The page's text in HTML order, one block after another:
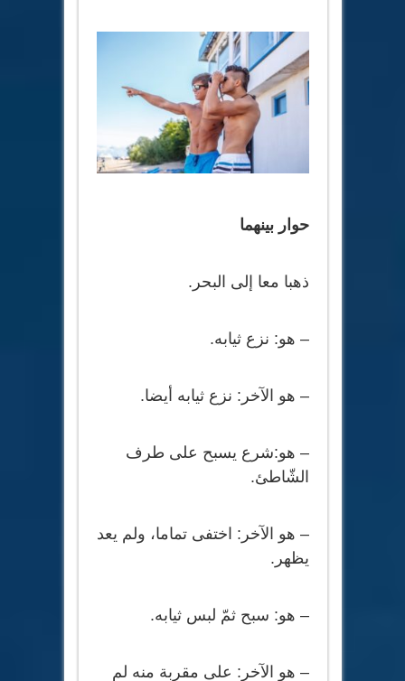
حوار بينهما
ذهبا معا إلى البحر.
– هو: نزع ثيابه.
– هو الآخر: نزع ثيابه أيضا.
– هو:شرع يسبح على طرف
الشّاطئ.
– هو الآخر: اختفى تماما، ولم يعد
يظهر.
– هو: سبح ثمّ لبس ثيابه.
– هو الآخر: على مقربة منه لم